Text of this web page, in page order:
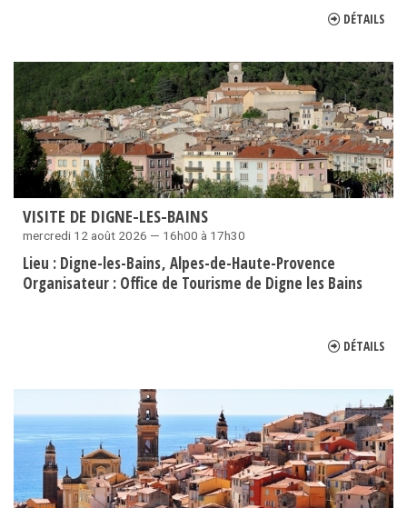
DÉTAILS
VISITE DE DIGNE-LES-BAINS
mercredi 12 août 2026 — 16h00 à 17h30
Lieu : Digne-les-Bains Alpes-de-Haute-Provence
Organisateur : Office de Tourisme de Digne les Bains
DÉTAILS